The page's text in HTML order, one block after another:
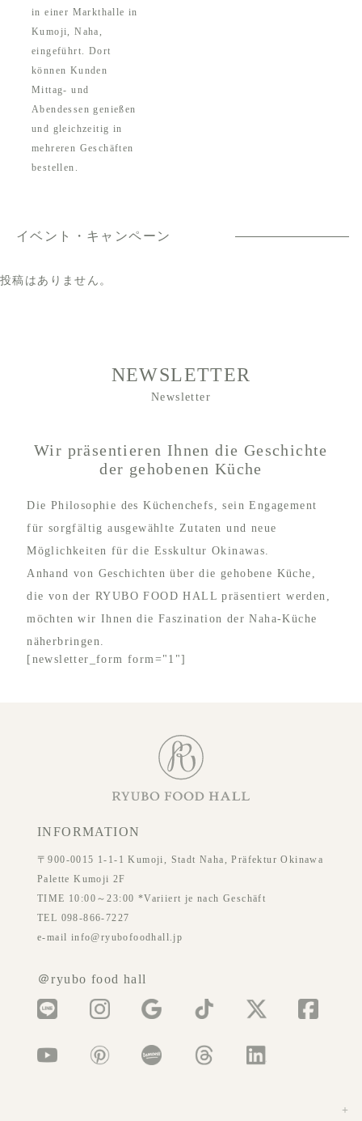
in einer Markthalle in
Kumoji, Naha,
eingeführt. Dort
können Kunden
Mittag- und
Abendessen genießen
und gleichzeitig in
mehreren Geschäften
bestellen.
イベント・キャンペーン
投稿はありません。
NEWSLETTER
Newsletter
Wir präsentieren Ihnen die Geschichte
der gehobenen Küche
Die Philosophie des Küchenchefs, sein Engagement
für sorgfältig ausgewählte Zutaten und neue
Möglichkeiten für die Esskultur Okinawas.
Anhand von Geschichten über die gehobene Küche,
die von der RYUBO FOOD HALL präsentiert werden,
möchten wir Ihnen die Faszination der Naha-Küche
näherbringen.
[newsletter_form form="1"]
INFORMATION
〒900-0015 1-1-1 Kumoji, Stadt Naha, Präfektur Okinawa
Palette Kumoji 2F
TIME 10:00～23:00 *Variiert je nach Geschäft
TEL 098-866-7227
e-mail info@ryubofoodhall.jp
＠ryubo food hall